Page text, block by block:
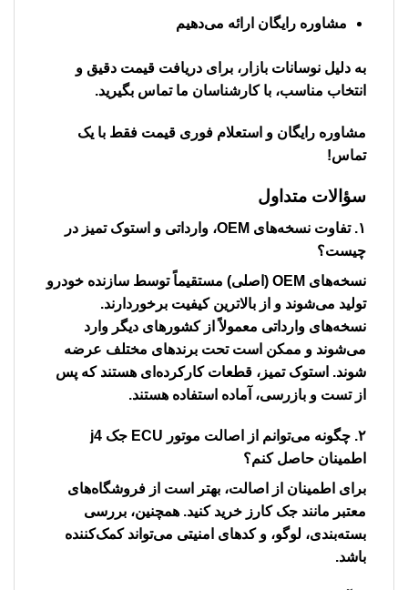
مشاوره رایگان ارائه می‌دهیم
به دلیل نوسانات بازار، برای دریافت قیمت دقیق و
انتخاب مناسب، با کارشناسان ما تماس بگیرید.
مشاوره رایگان و استعلام فوری قیمت فقط با یک
تماس!
سؤالات متداول
۱. تفاوت نسخه‌های OEM، وارداتی و استوک تمیز در
چیست؟
نسخه‌های OEM (اصلی) مستقیماً توسط سازنده خودرو
تولید می‌شوند و از بالاترین کیفیت برخوردارند.
نسخه‌های وارداتی معمولاً از کشورهای دیگر وارد
می‌شوند و ممکن است تحت برندهای مختلف عرضه
شوند. استوک تمیز، قطعات کارکرده‌ای هستند که پس
از تست و بازرسی، آماده استفاده هستند.
۲. چگونه می‌توانم از اصالت
موتور ECU جک j4
اطمینان حاصل کنم؟
برای اطمینان از اصالت، بهتر است از فروشگاه‌های
معتبر مانند جک کارز خرید کنید. همچنین، بررسی
بسته‌بندی، لوگو، و کدهای امنیتی می‌تواند کمک‌کننده
باشد.